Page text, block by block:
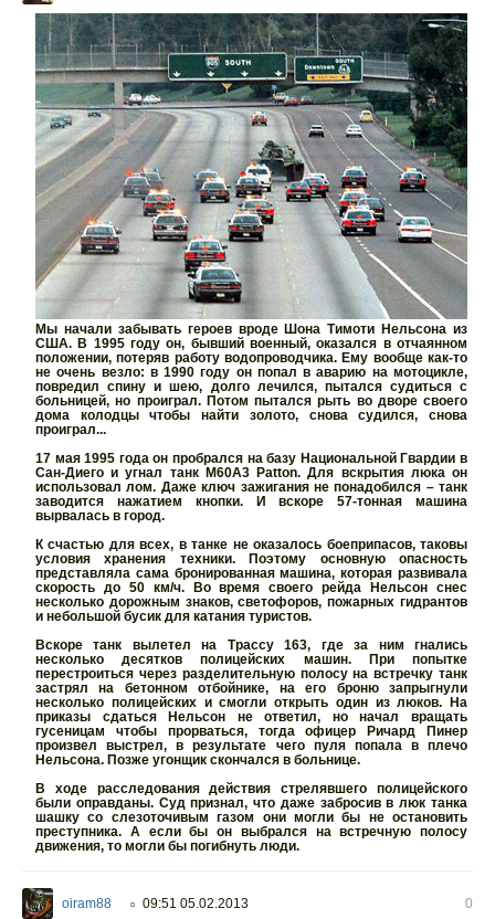
Мы начали забывать героев вроде Шона Тимоти Нельсона из
США. В 1995 году он, бывший военный, оказался в отчаянном
положении, потеряв работу водопроводчика. Ему вообще как-то
не очень везло: в 1990 году он попал в аварию на мотоцикле,
повредил спину и шею, долго лечился, пытался судиться с
больницей, но проиграл. Потом пытался рыть во дворе своего
дома колодцы чтобы найти золото, снова судился, снова
проиграл...
17 мая 1995 года он пробрался на базу Национальной Гвардии в
Сан-Диего и угнал танк M60A3 Patton. Для вскрытия люка он
использовал лом. Даже ключ зажигания не понадобился – танк
заводится нажатием кнопки. И вскоре 57-тонная машина
вырвалась в город.
К счастью для всех, в танке не оказалось боеприпасов, таковы
условия хранения техники. Поэтому основную опасность
представляла сама бронированная машина, которая развивала
скорость до 50 км/ч. Во время своего рейда Нельсон снес
несколько дорожным знаков, светофоров, пожарных гидрантов
и небольшой бусик для катания туристов.
Вскоре танк вылетел на Трассу 163, где за ним гнались
несколько десятков полицейских машин. При попытке
перестроиться через разделительную полосу на встречку танк
застрял на бетонном отбойнике, на его броню запрыгнули
несколько полицейских и смогли открыть один из люков. На
приказы сдаться Нельсон не ответил, но начал вращать
гусеницам чтобы прорваться, тогда офицер Ричард Пинер
произвел выстрел, в результате чего пуля попала в плечо
Нельсона. Позже угонщик скончался в больнице.
В ходе расследования действия стрелявшего полицейского
были оправданы. Суд признал, что даже забросив в люк танка
шашку со слезоточивым газом они могли бы не остановить
преступника. А если бы он выбрался на встречную полосу
движения, то могли бы погибнуть люди.
oiram88 ○ 09:51 05.02.2013
0